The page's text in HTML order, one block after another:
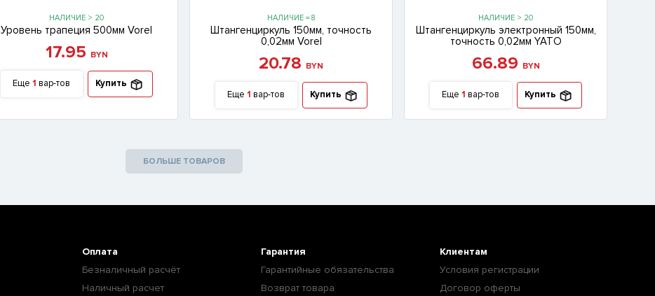
НАЛИЧИЕ > 20
Уровень трапеция 500мм Vorel
17.95 BYN
Еще 1 вар-тов Купить
НАЛИЧИЕ = 8
Штангенциркуль 150мм, точность
0,02мм Vorel
20.78 BYN
Еще 1 вар-тов Купить
НАЛИЧИЕ > 20
Штангенциркуль электронный 150мм,
точность 0,02мм YATO
66.89 BYN
Еще 1 вар-тов Купить
БОЛЬШЕ ТОВАРОВ
Оплата
Безналичный расчёт
Наличный расчет
Гарантия
Гарантийные обязательства
Возврат товара
Клиентам
Условия регистрации
Договор оферты